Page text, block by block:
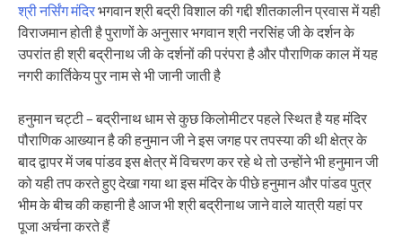
श्री नर्सिंग मंदिरभगवान श्री बद्री विशाल की गद्दी शीतकालीन प्रवास में यही
विराजमान होती है पुराणों के अनुसार भगवान श्री नरसिंह जी के दर्शन के
उपरांत ही श्री बद्रीनाथ जी के दर्शनों की परंपरा है और पौराणिक काल में यह
नगरी कार्तिकेय पुर नाम से भी जानी जाती है
हनुमान चट्टी – बद्रीनाथ धाम से कुछ किलोमीटर पहले स्थित है यह मंदिर
पौराणिक आख्यान है की हनुमान जी ने इस जगह पर तपस्या की थी क्षेत्र के
बाद द्वापर में जब पांडव इस क्षेत्र में विचरण कर रहे थे तो उन्होंने भी हनुमान जी
को यही तप करते हुए देखा गया था इस मंदिर के पीछे हनुमान और पांडव पुत्र
भीम के बीच की कहानी है आज भी श्री बद्रीनाथ जाने वाले यात्री यहां पर
पूजा अर्चना करते हैं